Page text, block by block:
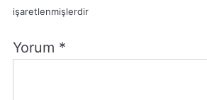
işaretlenmişlerdir
Yorum *